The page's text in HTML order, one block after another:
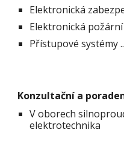
Elektronická
Elektronická požární
Přístupové systémy
Konzultační a
V oborech
elektrotechnika